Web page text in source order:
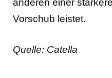
anderen einer
Vorschub leistet.
Quelle: Catella